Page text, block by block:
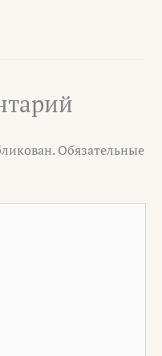
Обязательные